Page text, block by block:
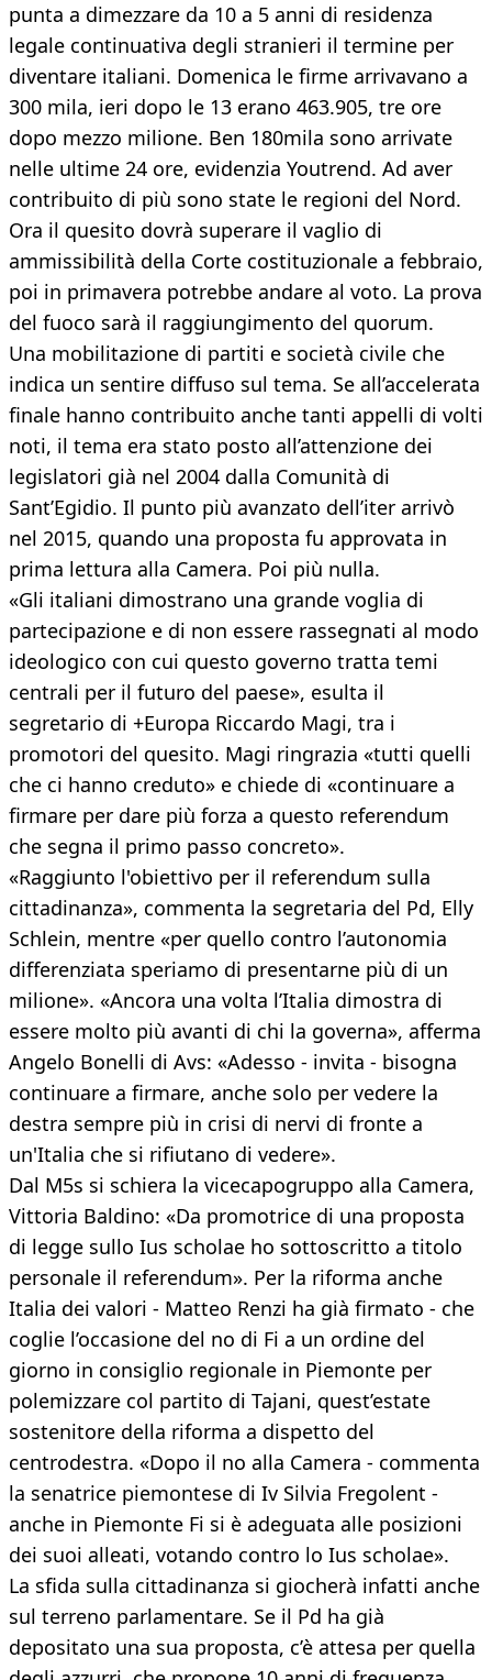
punta a dimezzare da 10 a 5 anni di residenza
legale continuativa degli stranieri il termine per
diventare italiani. Domenica le firme arrivavano a
300 mila, ieri dopo le 13 erano 463.905, tre ore
dopo mezzo milione. Ben 180mila sono arrivate
nelle ultime 24 ore, evidenzia Youtrend. Ad aver
contribuito di più sono state le regioni del Nord.
Ora il quesito dovrà superare il vaglio di
ammissibilità della Corte costituzionale a febbraio,
poi in primavera potrebbe andare al voto. La prova
del fuoco sarà il raggiungimento del quorum.
Una mobilitazione di partiti e società civile che
indica un sentire diffuso sul tema. Se all’accelerata
finale hanno contribuito anche tanti appelli di volti
noti, il tema era stato posto all’attenzione dei
legislatori già nel 2004 dalla Comunità di
Sant’Egidio. Il punto più avanzato dell’iter arrivò
nel 2015, quando una proposta fu approvata in
prima lettura alla Camera. Poi più nulla.
«Gli italiani dimostrano una grande voglia di
partecipazione e di non essere rassegnati al modo
ideologico con cui questo governo tratta temi
centrali per il futuro del paese», esulta il
segretario di +Europa Riccardo Magi, tra i
promotori del quesito. Magi ringrazia «tutti quelli
che ci hanno creduto» e chiede di «continuare a
firmare per dare più forza a questo referendum
che segna il primo passo concreto».
«Raggiunto l'obiettivo per il referendum sulla
cittadinanza», commenta la segretaria del Pd, Elly
Schlein, mentre «per quello contro l’autonomia
differenziata speriamo di presentarne più di un
milione». «Ancora una volta l’Italia dimostra di
essere molto più avanti di chi la governa», afferma
Angelo Bonelli di Avs: «Adesso - invita - bisogna
continuare a firmare, anche solo per vedere la
destra sempre più in crisi di nervi di fronte a
un'Italia che si rifiutano di vedere».
Dal M5s si schiera la vicecapogruppo alla Camera,
Vittoria Baldino: «Da promotrice di una proposta
di legge sullo Ius scholae ho sottoscritto a titolo
personale il referendum». Per la riforma anche
Italia dei valori - Matteo Renzi ha già firmato - che
coglie l’occasione del no di Fi a un ordine del
giorno in consiglio regionale in Piemonte per
polemizzare col partito di Tajani, quest’estate
sostenitore della riforma a dispetto del
centrodestra. «Dopo il no alla Camera - commenta
la senatrice piemontese di Iv Silvia Fregolent -
anche in Piemonte Fi si è adeguata alle posizioni
dei suoi alleati, votando contro lo Ius scholae».
La sfida sulla cittadinanza si giocherà infatti anche
sul terreno parlamentare. Se il Pd ha già
depositato una sua proposta, c’è attesa per quella